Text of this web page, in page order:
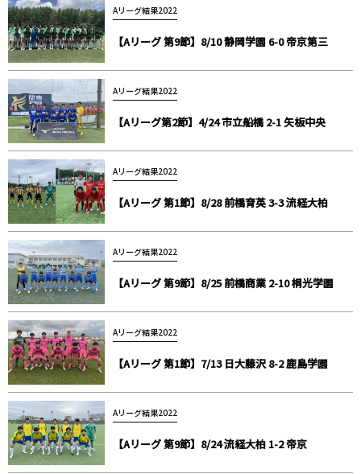
Aリーグ結果2022
【Aリーグ 第9節】8/10 静岡学園 6-0 帝京第三
Aリーグ結果2022
【Aリーグ第2節】4/24 市立船橋 2-1 矢板中央
Aリーグ結果2022
【Aリーグ 第1節】8/28 前橋育英 3-3 流経大柏
Aリーグ結果2022
【Aリーグ 第9節】8/25 前橋商業 2-10 桐光学園
Aリーグ結果2022
【Aリーグ 第1節】7/13 日大藤沢 8-2 鹿島学園
Aリーグ結果2022
【Aリーグ 第9節】8/24 流経大柏 1-2 帝京